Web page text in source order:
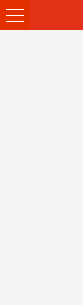
Ouvrir
le